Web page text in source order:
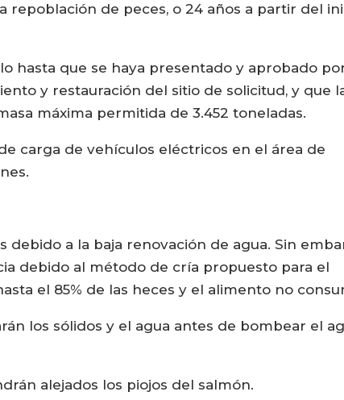
de peces, o 24 años a partir del
hasta que se haya presentado y aprobado
y restauración del sitio de solicitud, y que
máxima permitida de 3.452 toneladas.
carga de vehículos eléctricos en el área de
a la baja renovación de agua. Sin
debido al método de cría propuesto para el
el 85% de las heces y el alimento no
los sólidos y el agua antes de bombear el
alejados los piojos del salmón.